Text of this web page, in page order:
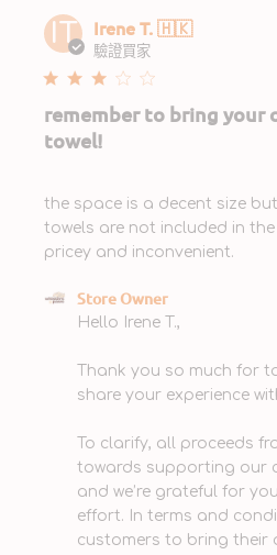
IT Irene T. 🇭🇰
驗證買家
remember to bring your
towel!
the space is a decent size
towels are not included in
pricey and inconvenient.
Comments by Store
Owner on Mon Oct 14
Store Owner
Hello Irene T.,
Thank you so much for
share your experience
To clarify, all proceeds
towards supporting our
and we’re grateful for
effort. In terms and
customers to bring their